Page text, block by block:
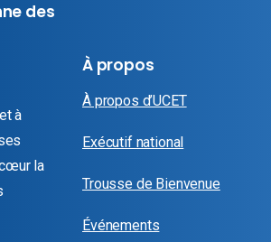
des
à
la
À propos
À propos d’UCET
Exécutif national
Trousse de Bienvenue
Événements